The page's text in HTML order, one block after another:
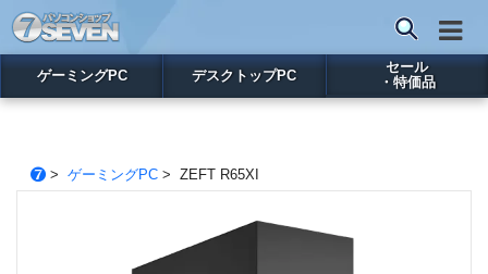
ゲーミングPC デスクトップPC
セール
・特価品
> ゲーミングPC> ZEFT R65XI